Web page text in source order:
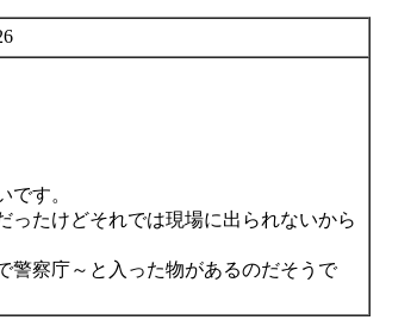
です。
ったけどそれでは現場に出られないから
警察庁～と入った物があるのだそうで